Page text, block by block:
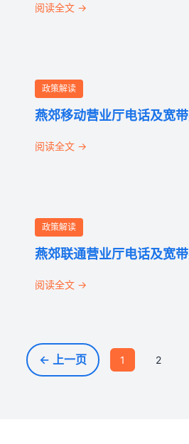
阅读全文 →
政策解读
燕郊移动营业厅电话及宽
阅读全文 →
政策解读
燕郊联通营业厅电话及宽
阅读全文 →
← 上一页 1 2